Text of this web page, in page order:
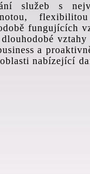
služeb s
fungujících
a
nabízející